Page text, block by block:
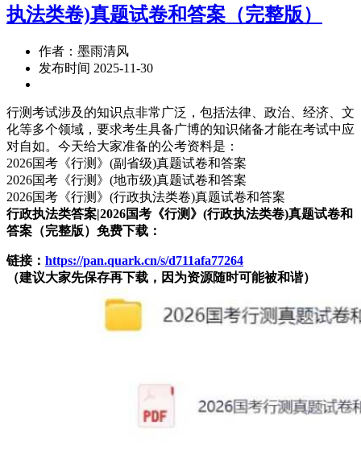
执法类卷)真题试卷和答案（完整版）
作者：墨雨清风
发布时间 2025-11-30
行测考试涉及的知识点非常广泛，包括法律、政治、经济、文
化等多个领域，要求考生具备广博的知识储备才能在考试中应
对自如。今天给大家准备的公考资料是：
2026国考《行测》(副省级)真题试卷和答案
2026国考《行测》(地市级)真题试卷和答案
2026国考《行测》(行政执法类卷)真题试卷和答案
行政执法类答案|2026国考《行测》(行政执法类卷)真题试卷和
答案（完整版）免费下载：
链接： https://pan.quark.cn/s/d711afa77264
（建议大家先保存再下载，因为资源随时可能被和谐）